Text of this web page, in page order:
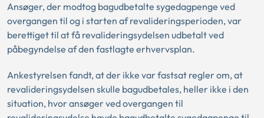
Ansøger, der modtog bagudbetalte sygedagpenge ved
overgangen til og i starten af revalideringsperioden, var
berettiget til at få revalideringsydelsen udbetalt ved
påbegyndelse af den fastlagte erhvervsplan.
Ankestyrelsen fandt, at der ikke var fastsat regler om, at
revalideringsydelsen skulle bagudbetales, heller ikke i den
situation, hvor ansøger ved overgangen til